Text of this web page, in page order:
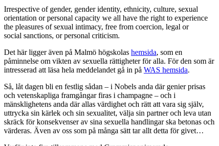
Irrespective of gender, gender identity, ethnicity, culture, sexual
orientation or personal capacity we all have the right to experience
the pleasures of sexual intimacy, free from coercion, legal or
social sanctions, or personal criticism.
Det här ligger även på Malmö högskolas hemsida, som en
påminnelse om vikten av sexuella rättigheter för alla. För den som är
intresserad att läsa hela meddelandet gå in på WAS hemsida.
Så, låt dagen bli en festlig sådan – i Nobels anda där genier prisas
och vetenskapliga framgångar firas i champagne – och i
mänsklighetens anda där allas värdighet och rätt att vara sig själv,
uttrycka sin kärlek och sin sexualitet, välja sin partner och leva utan
skräck för konsekvenser av sina sexuella handlingar ska betonas och
värderas. Även av oss som på många sätt tar allt detta för givet…